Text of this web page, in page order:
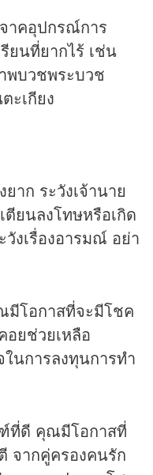
าคอุปกรณ์การ
ยนที่ยากไร้ เช่น
พบวชพระบวช
ะเกียง
าก ระวังเจ้านาย
ยนลงโทษหรือเกิด
งเรื่องอารมณ์ อย่า
โอกาสที่จะมีโชค
ยช่วยเหลือ
นการลงทุนการทำ
ที่ดี คุณมีโอกาสที่
จากคู่ครองคนรัก